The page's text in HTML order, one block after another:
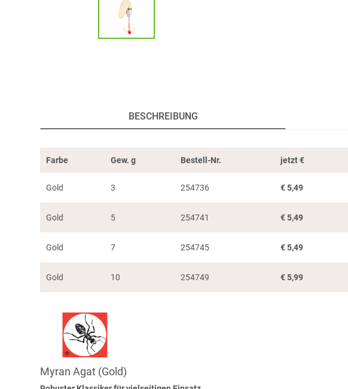
BESCHREIBUNG
Farbe Gew. g Bestell-Nr. jetzt€
Gold 3 254736 €5,49
Gold 5 254741 €5,49
Gold 7 254745 €5,49
Gold 10 254749 €5,99
Myran Agat (Gold)